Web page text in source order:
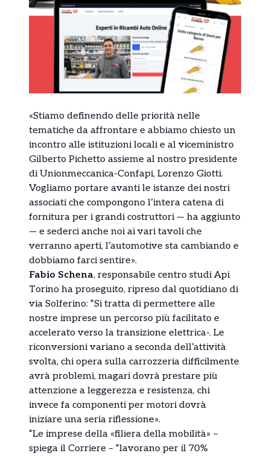
«Stiamo definendo delle priorità nelle
tematiche da affrontare e abbiamo chiesto un
incontro alle istituzioni locali e al viceministro
Gilberto Pichetto assieme al nostro presidente
di Unionmeccanica-Confapi, Lorenzo Giotti.
Vogliamo portare avanti le istanze dei nostri
associati che compongono l’intera catena di
fornitura per i grandi costruttori — ha aggiunto
— e sederci anche noi ai vari tavoli che
verranno aperti, l’automotive sta cambiando e
dobbiamo farci sentire».
Fabio Schena, responsabile centro studi Api
Torino ha proseguito, ripreso dal quotidiano di
via Solferino: “Si tratta di permettere alle
nostre imprese un percorso più facilitato e
accelerato verso la transizione elettrica-. Le
riconversioni variano a seconda dell’attività
svolta, chi opera sulla carrozzeria difficilmente
avrà problemi, magari dovrà prestare più
attenzione a leggerezza e resistenza, chi
invece fa componenti per motori dovrà
iniziare una seria riflessione».
“Le imprese della «filiera della mobilità» –
spiega il Corriere – “lavorano per il 70%